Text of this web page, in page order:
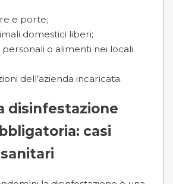
e porte;
domestici liberi;
o alimenti nei locali
dell’azienda incaricata.
disinfestazione
casi